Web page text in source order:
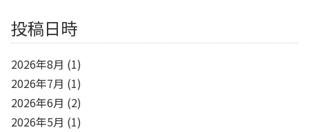
投稿日時
2026年8月 (1)
2026年7月 (1)
2026年6月 (2)
2026年5月 (1)